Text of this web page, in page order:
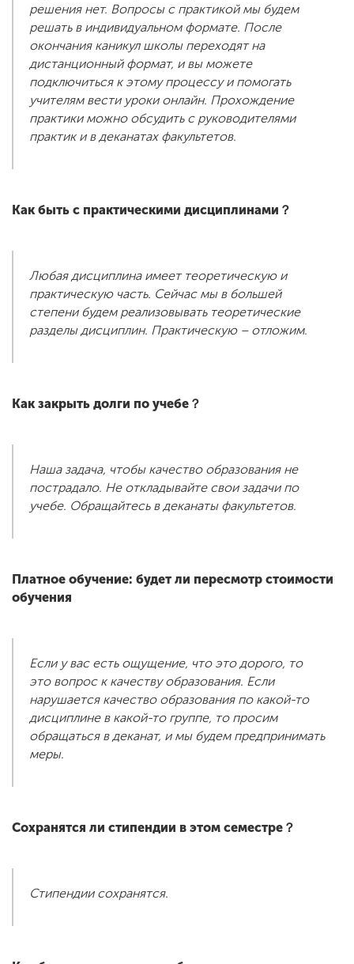
решения нет. Вопросы с практикой мы будем
решать в индивидуальном формате. После
окончания каникул школы переходят на
дистанционный формат, и вы можете
подключиться к этому процессу и помогать
учителям вести уроки онлайн. Прохождение
практики можно обсудить с руководителями
практик и в деканатах факультетов.
Как быть с практическими дисциплинами？
Любая дисциплина имеет теоретическую и
практическую часть. Сейчас мы в большей
степени будем реализовывать теоретические
разделы дисциплин. Практическую – отложим.
Как закрыть долги по учебе？
Наша задача, чтобы качество образования не
пострадало. Не откладывайте свои задачи по
учебе. Обращайтесь в деканаты факультетов.
Платное обучение: будет ли пересмотр стоимости
обучения
Если у вас есть ощущение, что это дорого, то
это вопрос к качеству образования. Если
нарушается качество образования по какой-то
дисциплине в какой-то группе, то просим
обращаться в деканат, и мы будем предпринимать
меры.
Сохранятся ли стипендии в этом семестре？
Стипендии сохранятся.